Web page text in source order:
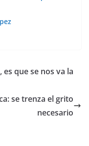
que se nos va la
se trenza el grito
necesario